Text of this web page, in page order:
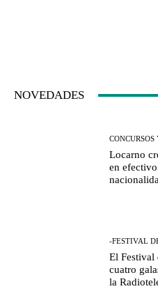
NOVEDADES
Locarno
en
-FESTIVAL
El Festival
cuatro
la